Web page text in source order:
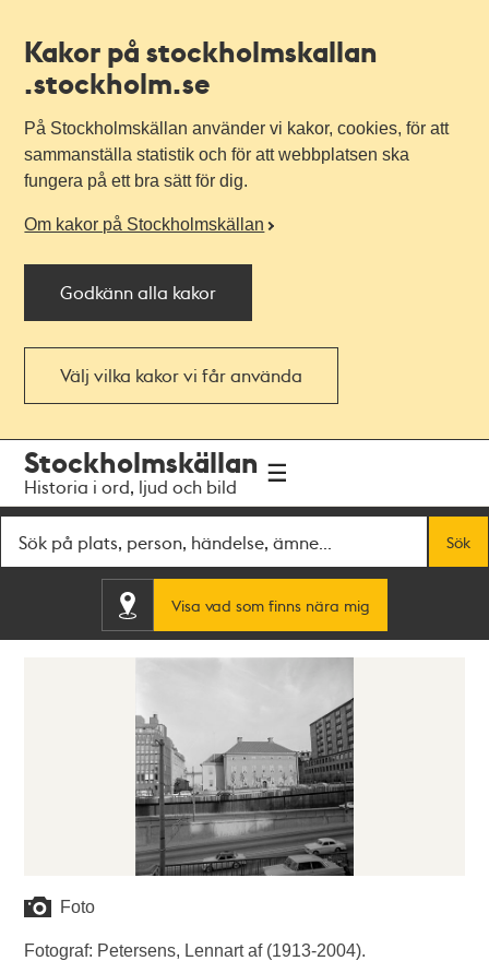
Kakor på stockholmskallan
.stockholm.se
På Stockholmskällan använder vi kakor, cookies, för att
sammanställa statistik och för att webbplatsen ska
fungera på ett bra sätt för dig.
Om kakor på Stockholmskällan
Godkänn alla kakor
Välj vilka kakor vi får använda
navigationen
huvudinnehållet
Stockholmskällan
Historia i ord, ljud och bild
Sök
Visa vad som finns nära mig
Foto
Fotograf: Petersens, Lennart af (1913-2004).